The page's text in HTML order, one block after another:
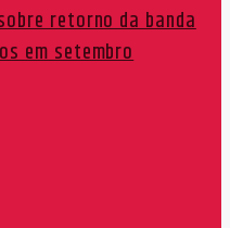
retorno da banda
em setembro